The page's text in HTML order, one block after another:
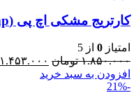
کارتریج مشکی اچ پی (hp) 35A
امتیاز 0 از 5
۱.۸۵۰.۰۰۰ تومان ۱.۴۵۳.۰۰۰
افزودن به سبد خرید
-21%